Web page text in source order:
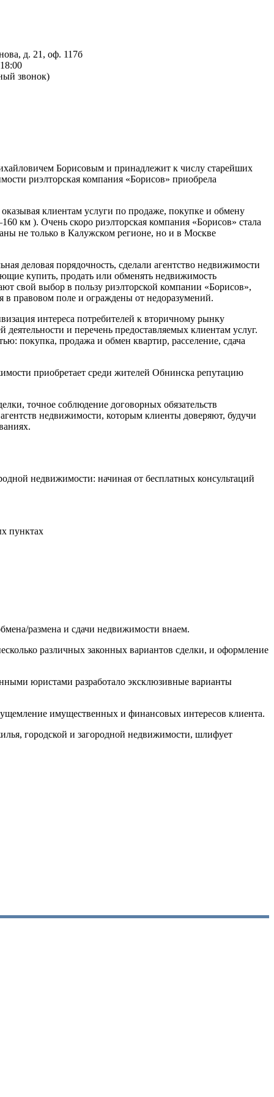
д. 21, оф. 117б
звонок)
Борисовым и принадлежит к числу старейших
риэлторская компания «Борисов» приобрела
клиентам услуги по продаже, покупке и обмену
км ). Очень скоро риэлторская компания «Борисов» стала
не только в Калужском регионе, но и в Москве
деловая порядочность, сделали агентство недвижимости
купить, продать или обменять недвижимость
свой выбор в пользу риэлторской компании «Борисов»,
в правовом поле и ограждены от недоразумений.
интереса потребителей к вторичному рынку
и перечень предоставляемых клиентам услуг.
покупка, продажа и обмен квартир, расселение, сдача
приобретает среди жителей Обнинска репутацию
точное соблюдение договорных обязательств
недвижимости, которым клиенты доверяют, будучи
недвижимости: начиная от бесплатных консультаций
пунктах
размена и сдачи недвижимости внаем.
различных законных вариантов сделки, и оформление
юристами разработало эксклюзивные варианты
имущественных и финансовых интересов клиента.
городской и загородной недвижимости, шлифует